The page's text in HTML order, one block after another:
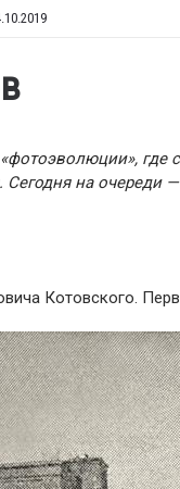
где
Сегодня на
Котовского.